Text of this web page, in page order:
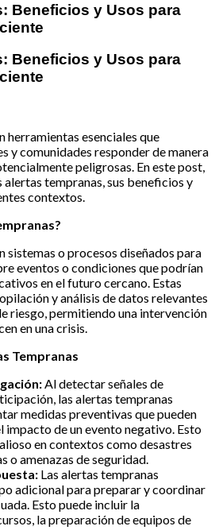
Beneficios y Usos para
Beneficios y Usos para
herramientas esenciales que
y comunidades responder de manera
peligrosas. En este post,
alertas tempranas, sus beneficios y
contextos.
sistemas o procesos diseñados para
eventos o condiciones que podrían
en el futuro cercano. Estas
y análisis de datos relevantes
riesgo, permitiendo una intervención
en una crisis.
Tempranas
Al detectar señales de
las alertas tempranas
medidas preventivas que pueden
impacto de un evento negativo. Esto
en contextos como desastres
o amenazas de seguridad.
Las alertas tempranas
adicional para preparar y coordinar
Esto puede incluir la
la preparación de equipos de